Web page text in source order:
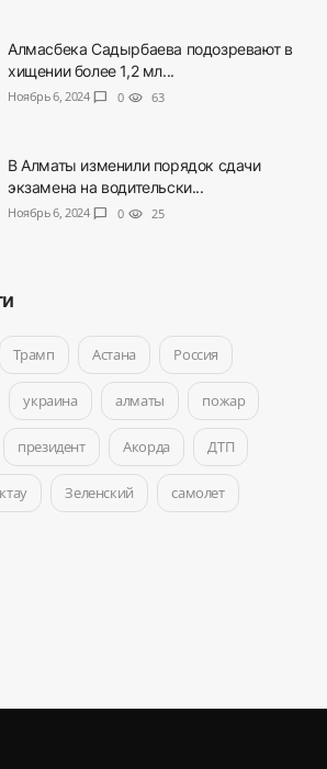
Алмасбека Садырбаева подозревают в
хищении более 1,2 мл...
Ноябрь 6, 2024 chat_bubble 0 visibility 63
В Алматы изменили порядок сдачи
экзамена на водительски...
Ноябрь 6, 2024 chat_bubble 0 visibility 25
Трамп Астана Россия
украина алматы пожар
президент Акорда ДТП
Зеленский самолет